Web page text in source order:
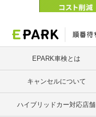
EPARK車検とは
キャンセルについて
ハイブリッドカー対応店舗